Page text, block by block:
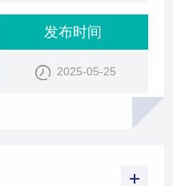
发布时间
2025-05-25